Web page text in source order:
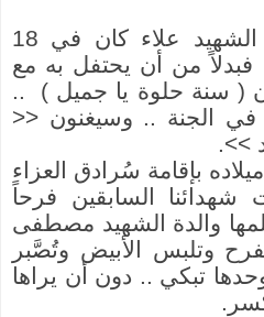
بالمناسبة .. عيد ميلاد الشهيد علاء كان في 18
من أن يحتفل به مع
( سنة حلوة يا جميل ) ..
الجنة .. وسيغنون >>
<<
.
بإقامة سُرادق العزاء
شهدائنا السابقين فرحاً
والدة الشهيد مصطفى
وتلبس الأبيض وتُصَّبر
تبكي .. دون أن يراها